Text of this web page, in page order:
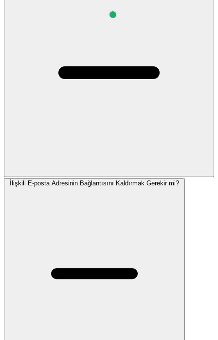
İlişkili E-posta Adresinin Bağlantısını Kaldırmak Gerekir mi?